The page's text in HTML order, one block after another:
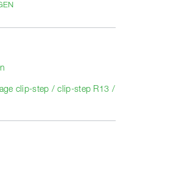
clip-step / clip-step R13 /